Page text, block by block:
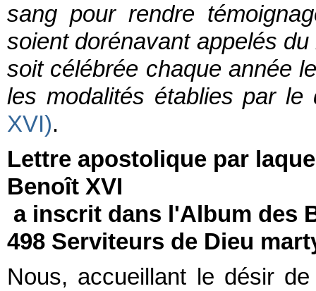
sang pour rendre
soient dorénavant appelés
soit célébrée chaque année
les modalités établies par
XVI).
Lettre apostolique par
Benoît XVI
a inscrit dans l'Album des
498 Serviteurs de Dieu
Nous, accueillant le désir